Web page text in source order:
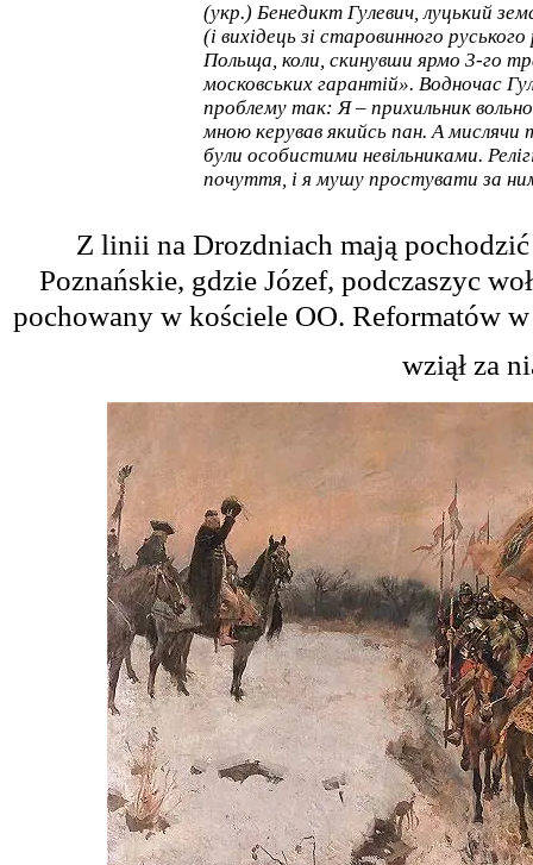
(укр.) Бенедикт Гулевич, луцький
(і вихідець зі старовинного
Польща, коли, скинувши ярмо 3-го
московських гарантій». Водночас
проблему так: Я – прихильник
мною керував якийсь пан. А
були особистими невільниками.
почуття, і я мушу простувати за
Z linii na Drozdniach mają pochodzi
Poznańskie, gdzie Józef, podczaszyc woł
pochowany w kościele OO. Reformatów w
wziął za ni